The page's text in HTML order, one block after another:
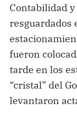
Contabilidad
resguardados
fueron
tarde en los
“cristal” del
levantaron